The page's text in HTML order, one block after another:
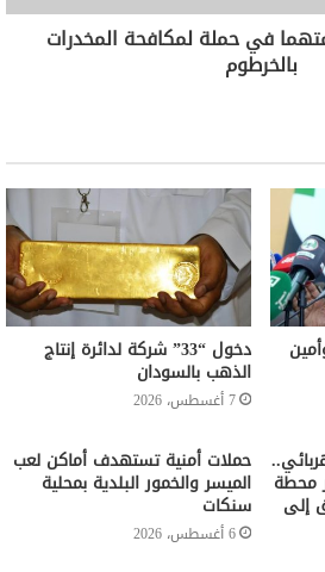
على "21" متهما في حملة لمكافحة المخدرات
بالخرطوم
دخول “33” شركة لدائرة إنتاج
الذهب بالسودان
7 أغسطس، 2026
محطة
إلى
حملات أمنية تستهدف أماكن لعب
الميسر والخمور البلدية بمحلية
سنكات
6 أغسطس، 2026